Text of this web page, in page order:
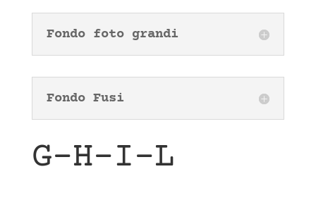
Fondo foto grandi
Fondo Fusi
G-H-I-L